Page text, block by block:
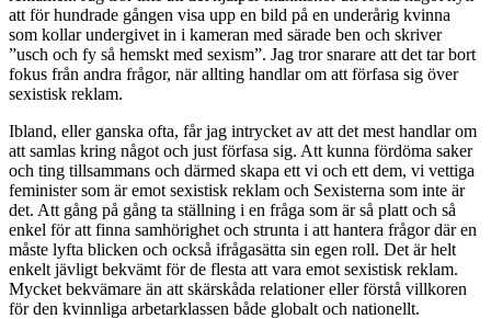
att för hundrade gången visa upp en bild på en underårig kvinna
som kollar undergivet in i kameran med särade ben och skriver
”usch och fy så hemskt med sexism”. Jag tror snarare att det tar bort
fokus från andra frågor, när allting handlar om att förfasa sig över
sexistisk reklam.
Ibland, eller ganska ofta, får jag intrycket av att det mest handlar om
att samlas kring något och just förfasa sig. Att kunna fördöma saker
och ting tillsammans och därmed skapa ett vi och ett dem, vi vettiga
feminister som är emot sexistisk reklam och Sexisterna som inte är
det. Att gång på gång ta ställning i en fråga som är så platt och så
enkel för att finna samhörighet och strunta i att hantera frågor där en
måste lyfta blicken och också ifrågasätta sin egen roll. Det är helt
enkelt jävligt bekvämt för de flesta att vara emot sexistisk reklam.
Mycket bekvämare än att skärskåda relationer eller förstå villkoren
för den kvinnliga arbetarklassen både globalt och nationellt.